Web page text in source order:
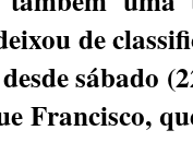
de
sábado
Francisco,